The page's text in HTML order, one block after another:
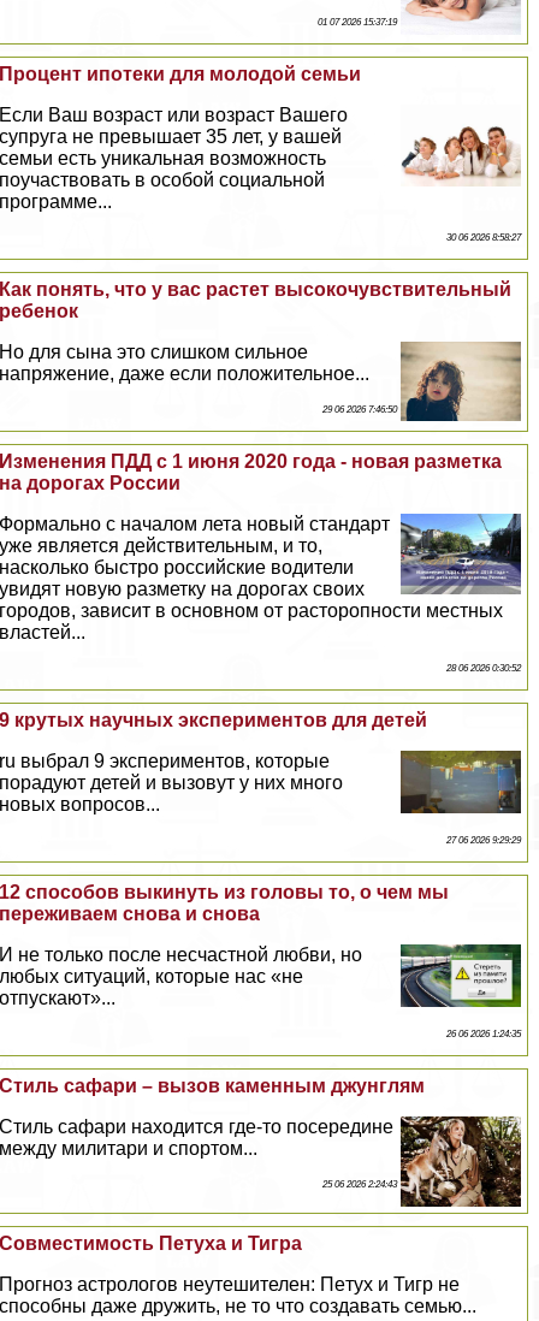
01 07 2026 15:37:19
Процент ипотеки для молодой семьи
Если Ваш возраст или возраст Вашего
супруга не превышает 35 лет, у вашей
семьи есть уникальная возможность
поучаствовать в особой социальной
программе...
30 06 2026 8:58:27
Как понять, что у вас растет высокочувствительный
ребенок
Но для сына это слишком сильное
напряжение, даже если положительное...
29 06 2026 7:46:50
Изменения ПДД с 1 июня 2020 года - новая разметка
на дорогах России
Формально с началом лета новый стандарт
уже является действительным, и то,
насколько быстро российские водители
увидят новую разметку на дорогах своих
городов, зависит в основном от расторопности местных
властей...
28 06 2026 0:30:52
9 крутых научных экспериментов для детей
ru выбрал 9 экспериментов, которые
порадуют детей и вызовут у них много
новых вопросов...
27 06 2026 9:29:29
12 способов выкинуть из головы то, о чем мы
переживаем снова и снова
И не только после несчастной любви, но
любых ситуаций, которые нас «не
отпускают»...
26 06 2026 1:24:35
Стиль сафари – вызов каменным джунглям
Стиль сафари находится где-то посередине
между милитари и спортом...
25 06 2026 2:24:43
Совместимость Пeтyxа и Тигра
Прогноз астрологов неутешителен: Пeтyx и Тигр не
способны даже дружить, не то что создавать семью...